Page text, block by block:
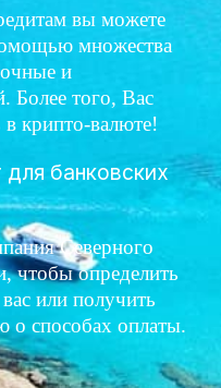
вы можете
множества
и
Более того, Вас
крипто-валюте!
банковских
Северного
чтобы определить
или получить
способах оплаты.